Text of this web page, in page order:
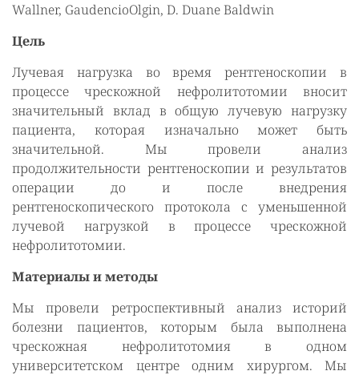
Wallner, GaudencioOlgin, D. Duane Baldwin
Цель
Лучевая нагрузка во время рентгеноскопии в
процессе чрескожной нефролитотомии вносит
значительный вклад в общую лучевую нагрузку
пациента, которая изначально может быть
значительной. Мы провели анализ
продолжительности рентгеноскопии и результатов
операции до и после внедрения
рентгеноскопического протокола с уменьшенной
лучевой нагрузкой в процессе чрескожной
нефролитотомии.
Материалы и методы
Мы провели ретроспективный анализ историй
болезни пациентов, которым была выполнена
чрескожная нефролитотомия в одном
университетском центре одним хирургом. Мы